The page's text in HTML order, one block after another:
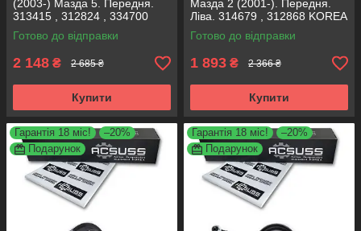
(2003-) Мазда 5. Передня.
313415 , 312824 , 334700
KOREA Аксусс!
Готово до відправки
2 148 ₴ 2 685 ₴
Купити
Мазда 2 (2001-). Передня.
Ліва. 314679 , 312868 KOREA
Аксусс!
Готово до відправки
1 893 ₴ 2 366 ₴
Купити
Гарантія 18 міс!
–20%
Подарунок
Гарантія 18 міс!
–20%
Подарунок